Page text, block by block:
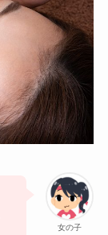
女の子